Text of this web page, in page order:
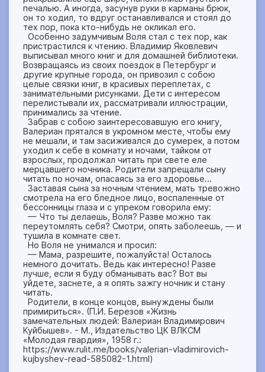
печалью. А иногда, засунув руки в карманы брюк,
он то ходил, то вдруг останавливался и стоял до
тех пор, пока кто-нибудь не окликал его.
Особенно задумчивым Воля стал с тех пор, как
пристрастился к чтению. Владимир Яковлевич
выписывал много книг и для домашней библиотеки.
Возвращаясь из своих поездок в Петербург и
другие крупные города, он привозил с собою
целые связки книг, в красивых переплетах, с
занимательными рисунками. Дети с интересом
перелистывали их, рассматривали иллюстрации,
принимались за чтение.
Забрав с собою заинтересовавшую его книгу,
Валериан прятался в укромном месте, чтобы ему
не мешали, и там засиживался до сумерек, а потом
уходил к себе в комнату и ночами, тайком от
взрослых, продолжал читать при свете еле
мерцавшего ночника. Родители запрещали сыну
читать по ночам, опасаясь за его здоровье…
Заставая сына за ночным чтением, мать тревожно
смотрела на его бледное лицо, воспаленные от
бессонницы глаза и с упреком говорила ему:
— Что ты делаешь, Воля? Разве можно так
переутомлять себя? Смотри, опять заболеешь, — и
тушила в комнате свет.
Но Воля не унимался и просил:
— Мама, разрешите, пожалуйста! Осталось
немного дочитать. Ведь как интересно! Разве
лучше, если я буду обманывать вас? Вот вы
уйдете, заснете, а я опять зажгу ночник и стану
читать.
Родители, в конце концов, вынуждены были
примириться». (П.И. Березов «Жизнь
замечательных людей: Валериан Владимирович
Куйбышев». - М., Издательство ЦК ВЛКСМ
«Молодая гвардия», 1958 г.:
https://www.rulit.me/books/valerian-vladimirovich-
kujbyshev-read-585082-1.html)